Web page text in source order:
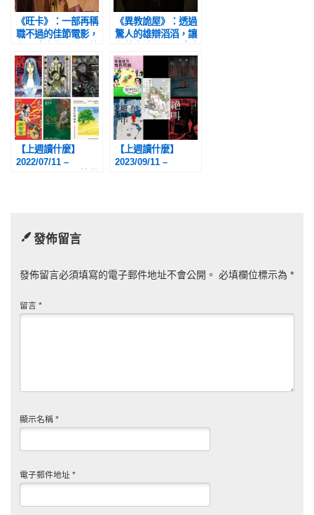
《旺卡》：一部再稱
職不過的佳節電影，
《絕命毒師》與《絕
命律師》姊妹作
《異教詭屋》：透過
驚人的雄辯滔滔，讓
到其中的危險程度
【上週讀什麼】
2022/07/11 –
自選傑作集II歪》、
先生的故事》、《愛
【上週讀什麼】
2023/09/11 –
發佈留言
發佈留言必須填寫的電子郵件地址不會公開。 必填欄位標示為 *
留言 *
顯示名稱 *
電子郵件地址 *